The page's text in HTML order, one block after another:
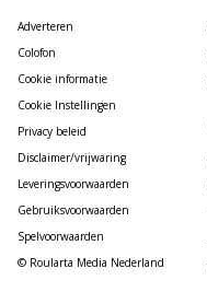
Adverteren
Colofon
Cookie informatie
Cookie Instellingen
Privacy beleid
Disclaimer/vrijwaring
Leveringsvoorwaarden
Gebruiksvoorwaarden
Spelvoorwaarden
© Roularta Media Nederland